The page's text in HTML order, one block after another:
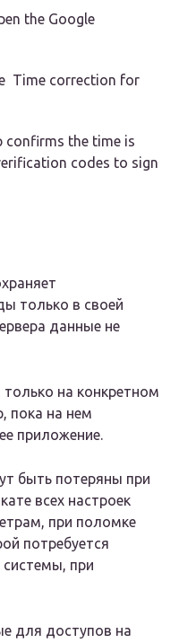
the Google
Time correction for
confirms the time is
codes to sign
только в своей
данные не
на конкретном
пока на нем
приложение.
быть потеряны при
всех настроек
при поломке
потребуется
системы, при
для доступов на